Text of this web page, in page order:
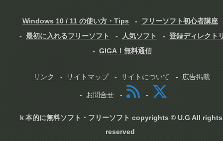
Windows 10 / 11 の使い方・Tips
フリーソフト初心者講座
最初に入れるフリーソフト
人気ソフト
登録ディレクト
GIGA！無料通信
リンク サイトマップ サイトについて 広告掲載
お問合せ
ｋ本的に無料ソフト・フリーソフト copyrights © U.G All rights
reserved